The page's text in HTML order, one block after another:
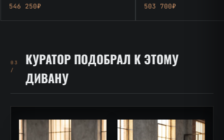
546 250₽ 503 700₽
03
/
КУРАТОР ПОДОБРАЛ К ЭТОМУ
ДИВАНУ